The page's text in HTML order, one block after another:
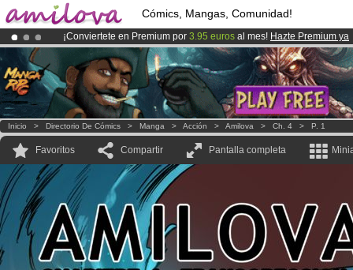
Cómics, Mangas, Comunidad!
¡Conviertete en Premium por 3.95 euros al mes! Hazte Premium ya
¡Ya tenemos 100000miembrosy 1000Cómics y Mangas!.
El Kickstarter Amilova está desormado lanzado!.
Inicio > Directorio De Cómics > Manga > Acción > Amilova > Ch. 4 > P. 1
Favoritos Compartir Pantalla completa